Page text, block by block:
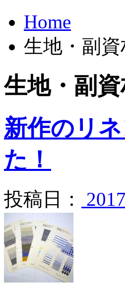
Home
生地・副資
生地・副
新作のリ
た！
投稿日：